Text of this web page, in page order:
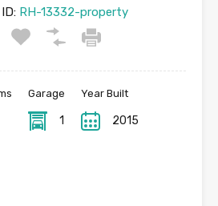
RH-13332-property
Garage
1
Year Built
2015